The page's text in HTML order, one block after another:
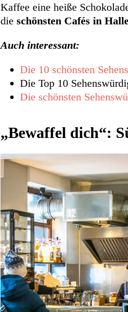
Kaffee eine heiße
die schönsten Cafés in
Auch interessant:
Die 10 schönsten
Die Top 10
Die schönsten
„Bewaffel dich“: